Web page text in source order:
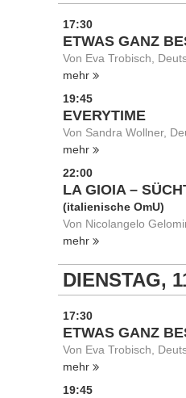
17:30
ETWAS GANZ
Von Eva Trobisch,
mehr
19:45
EVERYTIME
Von Sandra Wollner,
mehr
22:00
LA GIOIA –
(italienische OmU)
Von Nicolangelo
mehr
DIENSTAG,
17:30
ETWAS GANZ
Von Eva Trobisch,
mehr
19:45